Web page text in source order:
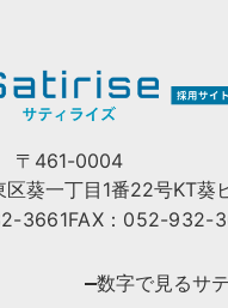
〒461-0004
葵一丁目1番22号KT葵
3661FAX：052-932-
数字で見るサ